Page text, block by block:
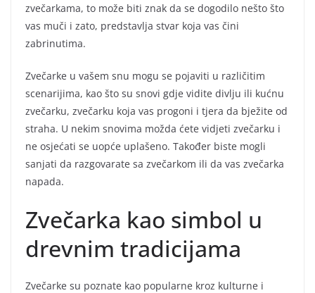
zvečarkama, to može biti znak da se dogodilo nešto što
vas muči i zato, predstavlja stvar koja vas čini
zabrinutima.
Zvečarke u vašem snu mogu se pojaviti u različitim
scenarijima, kao što su snovi gdje vidite divlju ili kućnu
zvečarku, zvečarku koja vas progoni i tjera da bježite od
straha. U nekim snovima možda ćete vidjeti zvečarku i
ne osjećati se uopće uplašeno. Također biste mogli
sanjati da razgovarate sa zvečarkom ili da vas zvečarka
napada.
Zvečarka kao simbol u
drevnim tradicijama
Zvečarke su poznate kao popularne kroz kulturne i